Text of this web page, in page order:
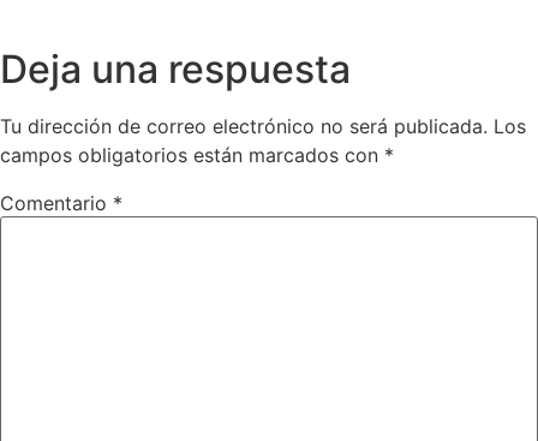
Deja una respuesta
Tu dirección de correo electrónico no será publicada. Los
campos obligatorios están marcados con *
Comentario *